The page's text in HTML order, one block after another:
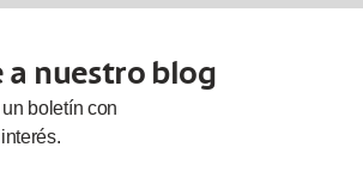
a nuestro blog
boletín con